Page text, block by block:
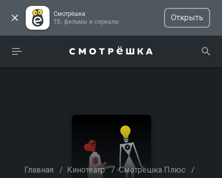
Смотрёшка
ТВ, фильмы и сериалы
Открыть
Главная / Кинотеатр / Смотрёшка Плюс /